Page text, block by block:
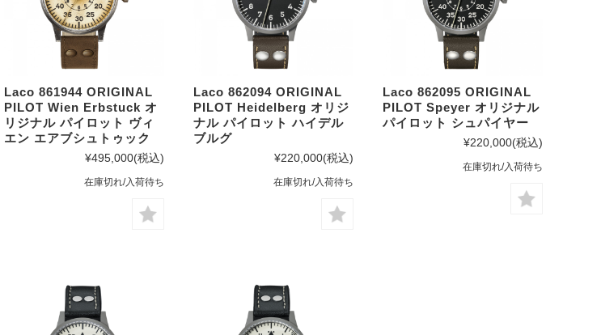
Laco 861944 ORIGINAL
PILOT Wien Erbstuck オ
リジナル パイロット ヴィ
エン エアブシュトゥック
¥495,000(税込)
在庫切れ/入荷待ち
Laco 862094 ORIGINAL
PILOT Heidelberg オリジ
ナル パイロット ハイデル
ブルグ
¥220,000(税込)
在庫切れ/入荷待ち
Laco 862095 ORIGINAL
PILOT Speyer オリジナル
パイロット シュパイヤー
¥220,000(税込)
在庫切れ/入荷待ち